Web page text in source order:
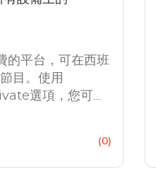
的平台，可在西班
目。使用
選項，您可以
(0)